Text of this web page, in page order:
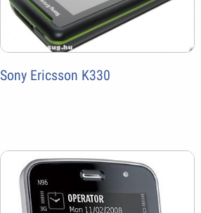
Sony Ericsson K330